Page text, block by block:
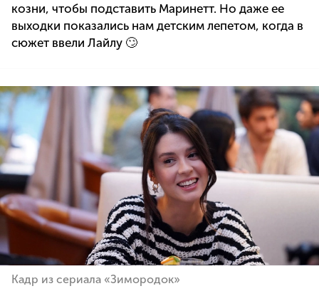
козни, чтобы подставить Маринетт. Но даже ее
выходки показались нам детским лепетом, когда в
сюжет ввели Лайлу 🙄
Кадр из сериала «Зимородок»